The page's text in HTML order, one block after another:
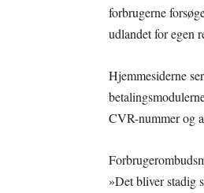
forbrugerne
udlandet for egen
Hjemmesiderne
CVR-nummer og
»Det bliver stadig